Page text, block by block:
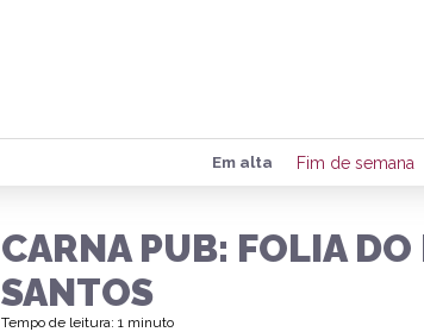
de
Em alta Fim de semana
CARNA PUB: FOLIA
SANTOS
Tempo de leitura: 1 minuto